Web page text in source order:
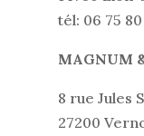
tél: 06 75 80
MAGNUM
8 rue Jules
27200